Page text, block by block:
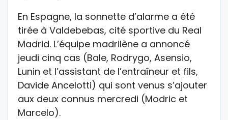
En Espagne, la sonnette d’alarme a été
tirée à Valdebebas, cité sportive du Real
Madrid. L’équipe madrilène a annoncé
jeudi cinq cas (Bale, Rodrygo, Asensio,
Lunin et l’assistant de l’entraîneur et fils,
Davide Ancelotti) qui sont venus s’ajouter
aux deux connus mercredi (Modric et
Marcelo).